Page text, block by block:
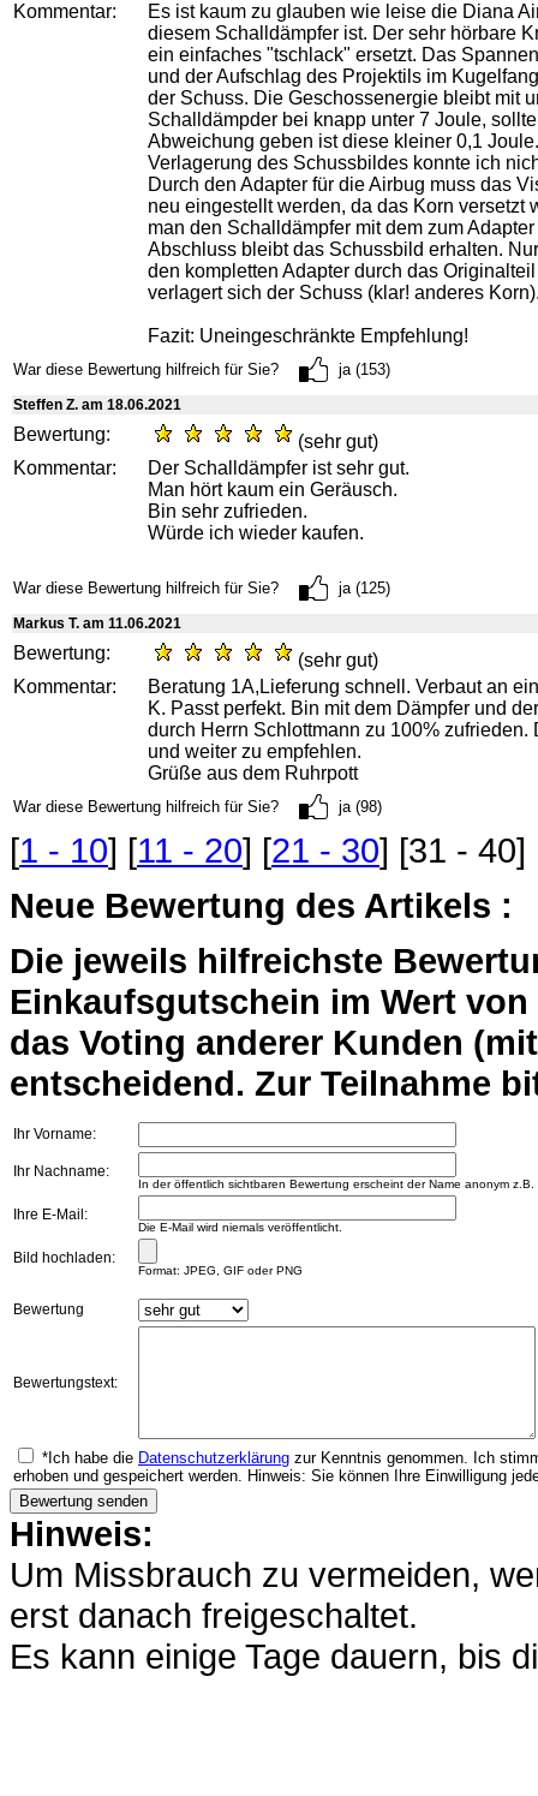
Kommentar:
Es ist kaum zu glauben wie leise die Diana
diesem Schalldämpfer ist. Der sehr hörbare
ein einfaches "tschlack" ersetzt. Das
und der Aufschlag des Projektils im
der Schuss. Die Geschossenergie bleibt mit
Schalldämpder bei knapp unter 7 Joule,
Abweichung geben ist diese kleiner 0,1
Verlagerung des Schussbildes konnte ich
Durch den Adapter für die Airbug muss das
neu eingestellt werden, da das Korn versetzt
man den Schalldämpfer mit dem zum
Abschluss bleibt das Schussbild erhalten.
den kompletten Adapter durch das
verlagert sich der Schuss (klar! anderes
Fazit: Uneingeschränkte Empfehlung!
War diese Bewertung hilfreich für Sie? ja (153)
Steffen Z. am 18.06.2021
Bewertung:
(sehr gut)
Kommentar:
Der Schalldämpfer ist sehr gut.
Man hört kaum ein Geräusch.
Bin sehr zufrieden.
Würde ich wieder kaufen.
War diese Bewertung hilfreich für Sie? ja (125)
Markus T. am 11.06.2021
Bewertung:
(sehr gut)
Kommentar:
Beratung 1A,Lieferung schnell. Verbaut an
K. Passt perfekt. Bin mit dem Dämpfer und
durch Herrn Schlottmann zu 100% zufrieden.
und weiter zu empfehlen.
Grüße aus dem Ruhrpott
War diese Bewertung hilfreich für Sie? ja (98)
[1 - 10] [11 - 20] [21 - 30] [31 - 40]
Neue Bewertung des Artikels :
Die jeweils hilfreichste
Einkaufsgutschein im Wert
das Voting anderer Kunden
entscheidend. Zur Teilnahme
Ihr Vorname:
Ihr Nachname:
In der öffentlich sichtbaren Bewertung erscheint der Name anonym
Ihre E-Mail:
Die E-Mail wird niemals veröffentlicht.
Bild hochladen:
Format: JPEG, GIF oder PNG
Bewertung
Bewertungstext:
*Ich habe die Datenschutzerklärung zur Kenntnis genommen. Ich
erhoben und gespeichert werden. Hinweis: Sie können Ihre Einwilligung
Hinweis:
Um Missbrauch zu vermeiden,
erst danach freigeschaltet.
Es kann einige Tage dauern, bis